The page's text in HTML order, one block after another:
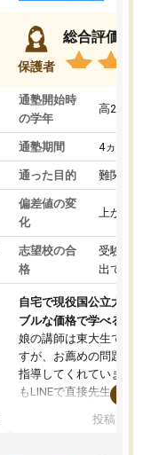
保護者
総合評価
通塾開始時
の学年
高2
通塾期間 4ヵ月～1
通った目的 難関私立
偏差値の変
化
上がった
志望校の合
格
受験して
出ていな
自宅で現役国公立大学生
ブルな価格で学べる
娘の講師は東大生では無
すが、お薦めの問題集や
指導してくれています。
もLINEで直接先生に質問
めれるので、個人に合
投稿日：